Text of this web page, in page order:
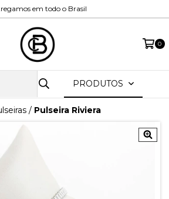
em todo o Brasil
0
PRODUTOS
/ Pulseira Riviera